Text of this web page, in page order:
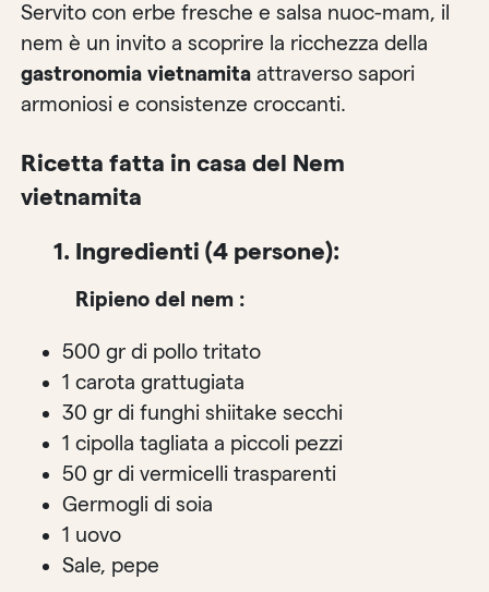
Servito con erbe fresche e salsa nuoc-mam, il
nem è un invito a scoprire la ricchezza della
gastronomia vietnamita attraverso sapori
armoniosi e consistenze croccanti.
Ricetta fatta in casa del Nem
vietnamita
1. Ingredienti (4 persone):
Ripieno del nem :
500 gr di pollo tritato
1 carota grattugiata
30 gr di funghi shiitake secchi
1 cipolla tagliata a piccoli pezzi
50 gr di vermicelli trasparenti
Germogli di soia
1 uovo
Sale, pepe